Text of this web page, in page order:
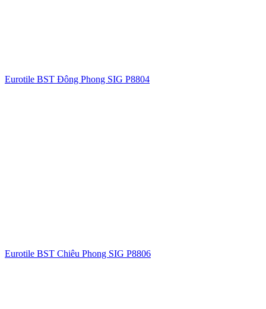
Eurotile BST Đông Phong SIG P8804
Eurotile BST Chiêu Phong SIG P8806